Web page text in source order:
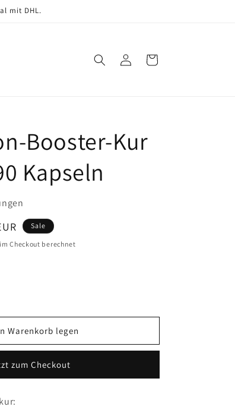
mit DHL.
EinloggenWarenkorb
Booster-Kur
Kapseln
Sale
Checkout berechnet
Warenkorb legen
zum Checkout